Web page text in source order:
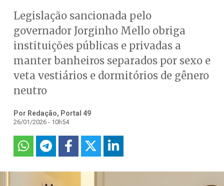
Legislação sancionada pelo
governador Jorginho Mello obriga
instituições públicas e privadas a
manter banheiros separados por sexo e
veta vestiários e dormitórios de gênero
neutro
Por Redação, Portal 49
26/01/2026 - 10h54